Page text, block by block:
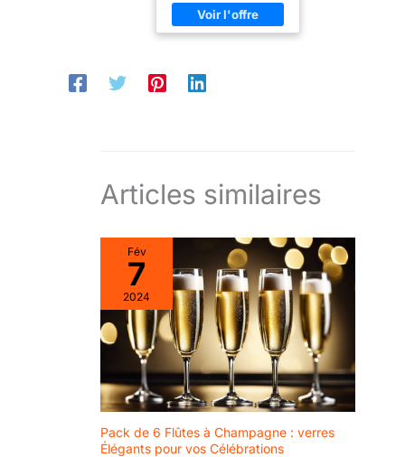
Articles similaires
Fév
7
2024
Pack de 6 Flûtes à Champagne : verres
Élégants pour vos Célébrations